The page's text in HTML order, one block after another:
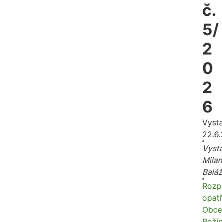
č.
5/
2
0
2
6
Milan
Baláž